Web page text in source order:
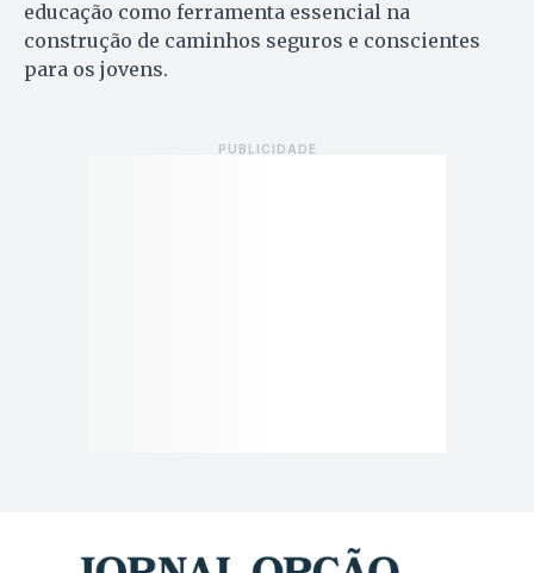
educação como ferramenta essencial na
construção de caminhos seguros e conscientes
para os jovens.